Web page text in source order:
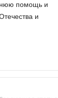
помощь и
и